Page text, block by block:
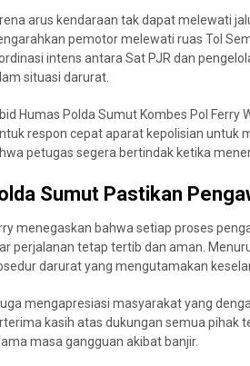
arus kendaraan tak dapat melewati
pemotor melewati ruas Tol
intens antara Sat PJR dan
situasi darurat.
Humas Polda Sumut Kombes Pol
respon cepat aparat kepolisian untuk
petugas segera bertindak ketika
Sumut Pastikan
menegaskan bahwa setiap proses
perjalanan tetap tertib dan aman.
darurat yang mengutamakan
mengapresiasi masyarakat yang
kasih atas dukungan semua pihak
masa gangguan akibat banjir.